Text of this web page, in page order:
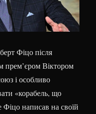
Фіцо після
прем’єром Віктором
і особливо
«корабель, що
Фіцо написав на своїй